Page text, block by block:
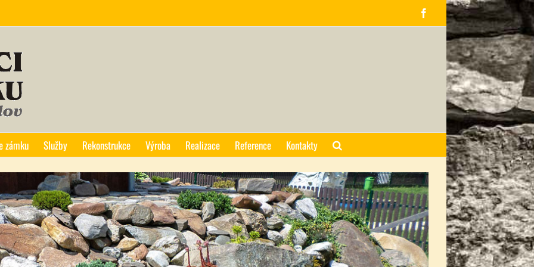
Facebook
zámku Služby Rekonstrukce Výroba Realizace Reference Kontakty